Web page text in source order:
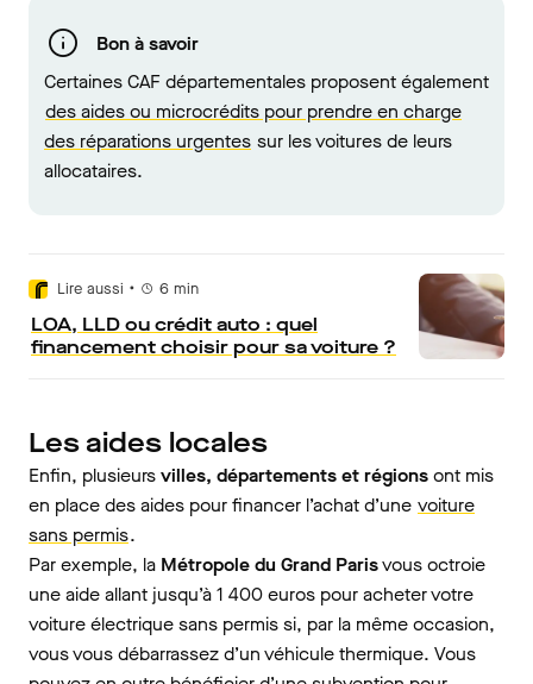
Bon à savoir
Certaines CAF départementales proposent également
des aides ou microcrédits pour prendre en charge
des réparations urgentes sur les voitures de leurs
allocataires.
Lire aussi • 6 min
LOA, LLD ou crédit auto : quel
financement choisir pour sa voiture ?
Les aides locales
Enfin, plusieursvilles, départements et régionsont mis
en place des aides pour financer l’achat d’une voiture
sans permis.
Par exemple, la Métropole du Grand Parisvous octroie
une aide allant jusqu’à 1 400 euros pour acheter votre
voiture électrique sans permis si, par la même occasion,
vous vous débarrassez d’un véhicule thermique. Vous